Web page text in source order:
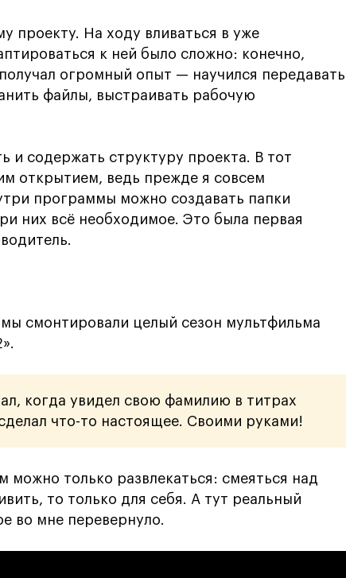
проекту. На ходу вливаться в уже
к ней было сложно: конечно,
огромный опыт — научился передавать
файлы, выстраивать рабочую
и содержать структуру проекта. В тот
открытием, ведь прежде я совсем
программы можно создавать папки
них всё необходимое. Это была первая
смонтировали целый сезон мультфильма
когда увидел свою фамилию в титрах
что-то настоящее. Своими руками!
можно только развлекаться: смеяться над
то только для себя. А тут реальный
во мне перевернуло.